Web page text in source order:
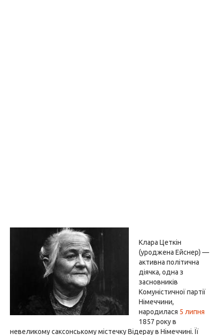
Клара Цеткін
(уроджена Ейснер) —
активна політична
діячка, одна з
засновників
Комуністичної партії
Німеччини,
народилася 5 липня
1857 року в
невеликому саксонському містечку Відерау в Німеччині. Її